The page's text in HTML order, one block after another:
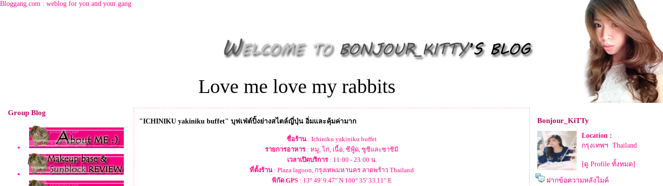
Bloggang.com : weblog for you and your gang
Love me love my rabbits
Group Blog
"ICHINIKU yakiniku buffet" บุฟเฟ่ต์ปิ้งย่างสไตล์ญี่ปุ่น อิ่มและคุ้มค่ามาก
ชื่อร้าน : Ichiniku yakiniku buffet
รายการอาหาร : หมู, ไก่, เนื้อ, ซีฟู้ด, ซูชิและซาชิมิ
เวลาเปิดบริการ: 11:00 - 23:00 น.
ที่ตั้งร้าน : Plaza lagoon, กรุงเทพมหานคร ลาดพร้าว Thailand
พิกัด GPS : 13° 49' 9.47" N 100° 35' 33.11" E
Bonjour_KiTTy
Location :
กรุงเทพฯ Thailand
[ดู Profile ทั้งหมด]
ฝากข้อความหลังไมค์